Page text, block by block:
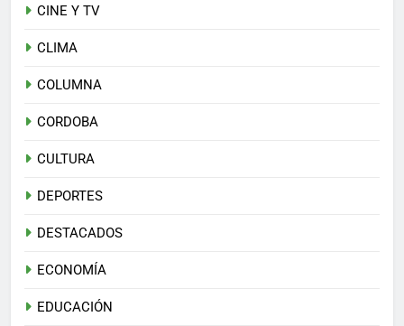
CINE Y TV
CLIMA
COLUMNA
CORDOBA
CULTURA
DEPORTES
DESTACADOS
ECONOMÍA
EDUCACIÓN